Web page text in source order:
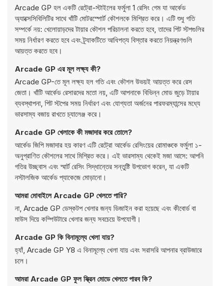
Arcade GP হল একটি রেট্রো-স্টাইলের ফর্মুলা 1 রেসিং গেম যা আর্কেড
অ্যাক্সেসিবিলিটির সাথে খাঁটি মোটরস্পোর্ট কৌশলকে মিশ্রিত করে। এটি শুধু গতি
সম্পর্কে নয়: খেলোয়াড়দের টায়ার কৌশল পরিচালনা করতে হবে, তাদের পিট স্টপগুলির
সময় নির্ধারণ করতে হবে এবং ট্র্যাকটিতে আধিপত্য বিস্তার করতে নিয়ন্ত্রণগুলি
আয়ত্ত করতে হবে।
Arcade GP এর মূল লক্ষ্য কী?
Arcade GP-তে মূল লক্ষ্য হল গতি এবং কৌশল উভয়ই আয়ত্ত করে রেস
জেতা। খাঁটি আর্কেড রেসারদের মতো নয়, এটি আপনাকে বিভিন্ন মোড জুড়ে টায়ার
ব্যবস্থাপনা, পিট স্টপের সময় নির্ধারণ এবং যোগ্যতা অর্জনের পারফরম্যান্সের মধ্যে
ভারসাম্য বজায় রাখতে চ্যালেঞ্জ করে।
Arcade GP খেলাকে কী মজাদার করে তোলে?
আর্কেড জিপি মজাদার হয় কারণ এটি রেট্রো আর্কেড রেসিংয়ের রোমাঞ্চকে ফর্মুলা ১-
অনুপ্রাণিত কৌশলের সাথে মিশ্রিত করে। এই ভারসাম্য থেকেই মজা আসে: আপনি
গতির উচ্ছ্বাস এবং স্মার্ট রেসিং সিদ্ধান্তের সন্তুষ্টি উপভোগ করেন, যা একটি
নস্টালজিক আর্কেড প্যাকেজে মোড়ানো।
আমরা মোবাইলে Arcade GP খেলতে পারি?
না, Arcade GP ডেস্কটপ খেলার জন্য ডিজাইন করা হয়েছে এবং কীবোর্ড বা
মাউস দিয়ে কম্পিউটারে খেলার জন্য সবচেয়ে উপযোগী।
Arcade GP কি বিনামূল্যে খেলা যায়?
হ্যাঁ, Arcade GP Y8 এ বিনামূল্যে খেলা যায় এবং সরাসরি আপনার ব্রাউজারে
চলে।
আমরা Arcade GP ফুল স্ক্রিন মোডে খেলতে পারব কি?